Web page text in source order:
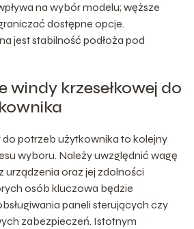
na wybór modelu; węższe
dostępne opcje.
jest stabilność podłoża pod
windy krzesełkowej do
potrzeb użytkownika to kolejny
wyboru. Należy uwzględnić wagę
urządzenia oraz jej zdolności
osób kluczowa będzie
paneli sterujących czy
zabezpieczeń. Istotnym